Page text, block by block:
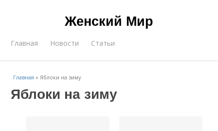
Женский Мир
Главная Новости Статьи
Главная »Яблоки на зиму
Яблоки на зиму